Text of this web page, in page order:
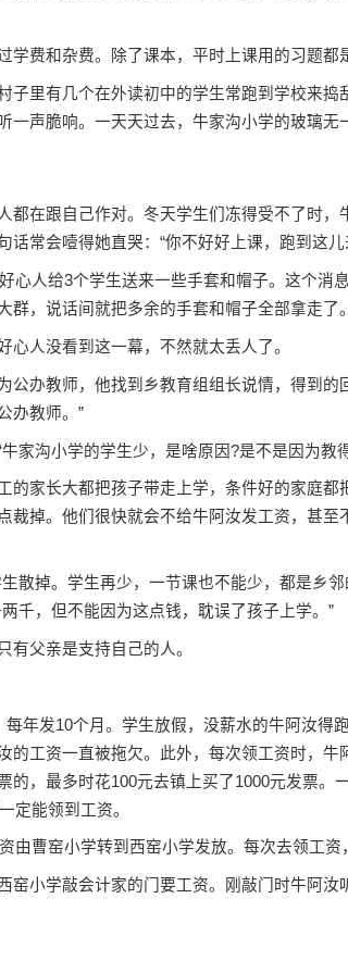
费和杂费。除了课本，平时上课用的习题都
里有几个在外读初中的学生常跑到学校来捣
一声脆响。一天天过去，牛家沟小学的玻璃
在跟自己作对。冬天学生们冻得受不了时，
话常会噎得她直哭：“你不好好上课，跑到这
人给3个学生送来一些手套和帽子。这个消
群，说话间就把多余的手套和帽子全部拿走了。
没看到这一幕，不然就太丢人了。
办教师，他找到乡教育组组长说情，得到的
办教师。”
沟小学的学生少，是啥原因?是不是因为教
家长大都把孩子带走上学，条件好的家庭
裁掉。他们很快就会不给牛阿汝发工资，甚
掉。学生再少，一节课也不能少，都是乡邻
千，但不能因为这点钱，耽误了孩子上学。”
父亲是支持自己的人。
发10个月。学生放假，没薪水的牛阿汝得
的工资一直被拖欠。此外，每次领工资时，
的，最多时花100元去镇上买了1000元发票。
定能领到工资。
曹窑小学转到西窑小学发放。每次去领工资
小学敲会计家的门要工资。刚敲门时牛阿汝